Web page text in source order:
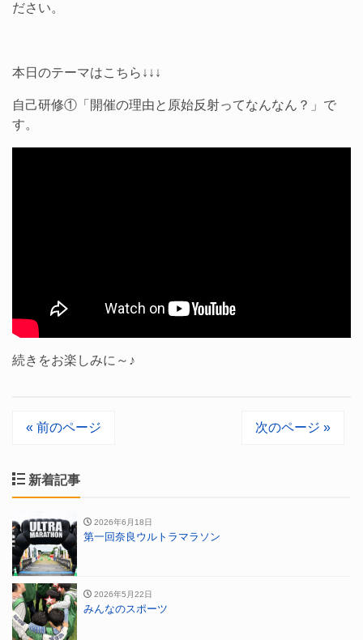
ださい。
本日のテーマはこちら↓↓↓
自己研修①「開催の理由と原始反射ってなんなん？」で
す。
続きをお楽しみに～♪
« 前のページ 次のページ »
新着記事
2026年6月18日
第一回奈良ウルトラマラソン
2026年5月22日
みんなのスポーツ